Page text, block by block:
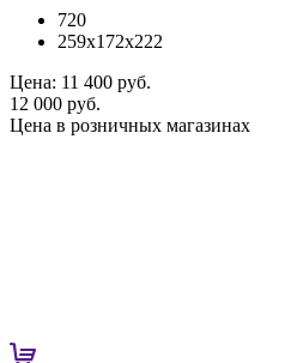
720
259x172x222
Цена: 11 400 руб.
12 000 руб.
Цена в розничных магазинах